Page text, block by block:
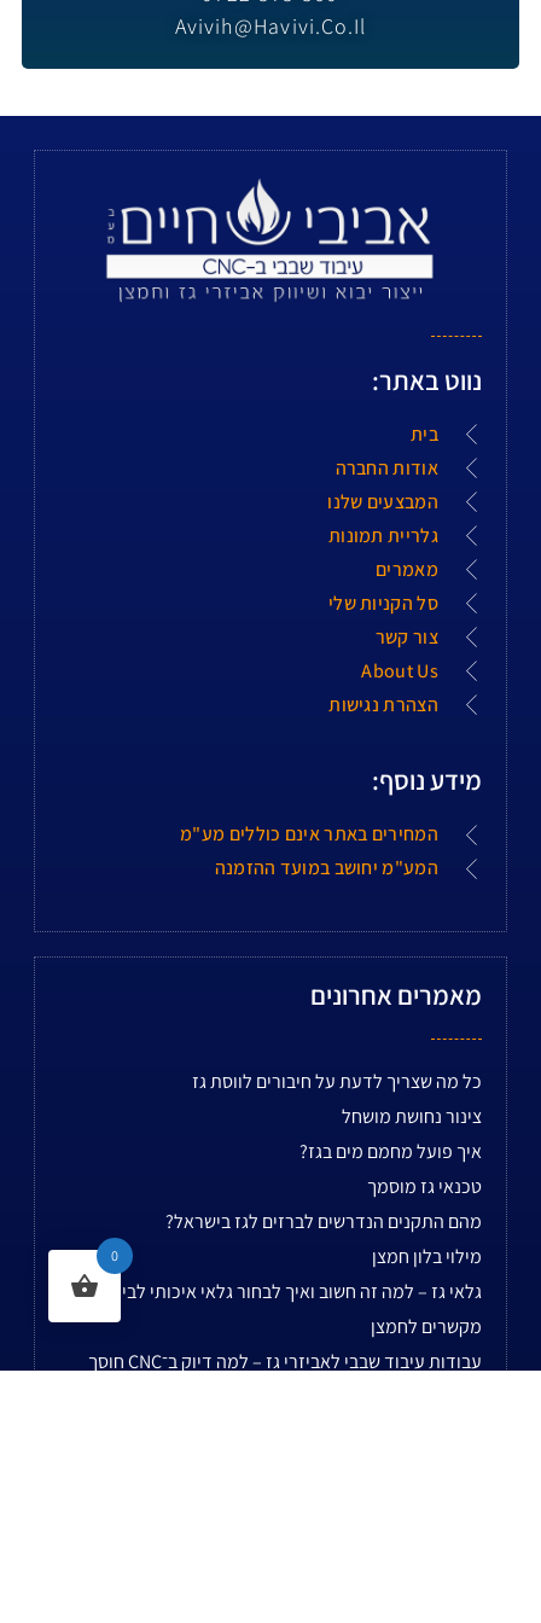
Avivih@havivi.co.il
נווט באתר:
בית
אודות החברה
המבצעים שלנו
גלריית תמונות
מאמרים
סל הקניות שלי
צור קשר
About Us
הצהרת נגישות
מידע נוסף:
המחירים באתר אינם כוללים מע"מ
המע"מ יחושב במועד ההזמנה
מאמרים אחרונים
כל מה שצריך לדעת על חיבורים לווסת גז
צינור נחושת מושחל
איך פועל מחמם מים בגז?
טכנאי גז מוסמך
מהם התקנים הנדרשים לברזים לגז בישראל?
מילוי בלון חמצן
גלאי גז – למה זה חשוב ואיך לבחור גלאי איכותי לבית
מקשרים לחמצן
עבודות עיבוד שבבי לאביזרי גז – למה דיוק ב־CNC חוסך
0